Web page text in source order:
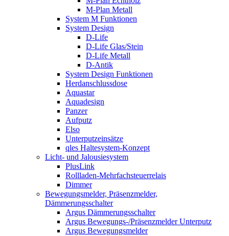
M-Plan Metall
System M Funktionen
System Design
D-Life
D-Life Glas/Stein
D-Life Metall
D-Antik
System Design Funktionen
Herdanschlussdose
Aquastar
Aquadesign
Panzer
Aufputz
Elso
Unterputzeinsätze
qles Haltesystem-Konzept
Licht- und Jalousiesystem
PlusLink
Rollladen-Mehrfachsteuerrelais
Dimmer
Bewegungsmelder, Präsenzmelder,
Dämmerungsschalter
Argus Dämmerungsschalter
Argus Bewegungs-/Präsenzmelder Unterputz
Argus Bewegungsmelder